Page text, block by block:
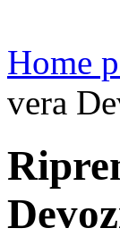
Home
vera